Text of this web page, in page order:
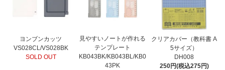
ヨンブンカッツ
VS028CL/VS028BK
SOLD OUT
見やすいノートが作れる
テンプレート
KB043BK/KB043BL/KB0
43PK
クリアカバー（教科書 A
5サイズ）
DH008
250円(税込275円)